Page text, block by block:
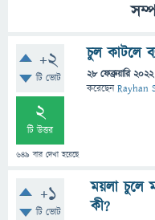
+2
টি ভোট
2
টি উত্তর
649 বার দেখা হয়েছে
চুল কাটলে
28 ফেব্রুয়ারি 2022
করেছেনRayhan
+1
টি ভোট
ময়লা চুলে
কী?